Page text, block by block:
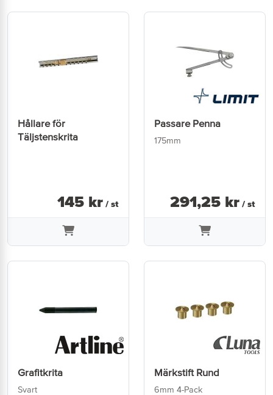
Hållare för
Täljstenskrita
145 kr / st
Passare Penna
175mm
291,25 kr / st
Grafitkrita
Svart
Märkstift Rund
6mm 4-Pack